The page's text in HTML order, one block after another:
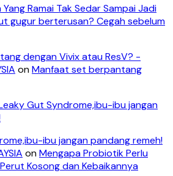
Ramai Tak Sedar Sampai Jadi
gugur berterusan? Cegah sebelum
dengan Vivix atau ResV? -
onManfaat set berpantang
Gut Syndrome,ibu-ibu jangan
ibu jangan pandang remeh!
onMengapa Probiotik Perlu
Kosong dan Kebaikannya